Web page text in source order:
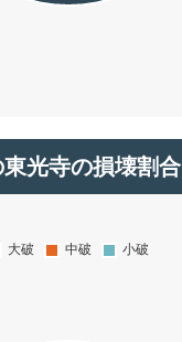
光寺の損壊割合